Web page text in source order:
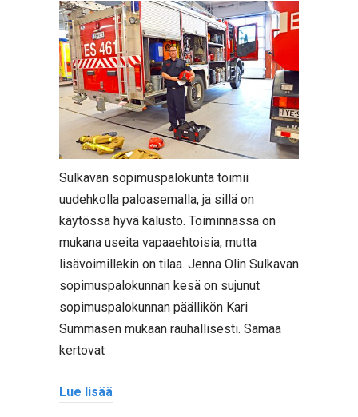
Sulkavan sopimuspalokunta toimii
uudehkolla paloasemalla, ja sillä on
käytössä hyvä kalusto. Toiminnassa on
mukana useita vapaaehtoisia, mutta
lisävoimillekin on tilaa. Jenna Olin Sulkavan
sopimuspalokunnan kesä on sujunut
sopimuspalokunnan päällikön Kari
Summasen mukaan rauhallisesti. Samaa
kertovat
Lue lisää